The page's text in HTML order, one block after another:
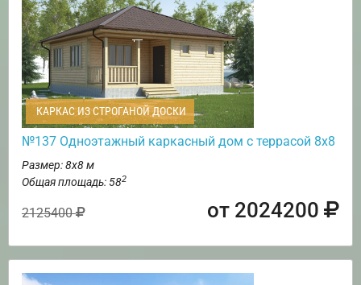
КАРКАС ИЗ СТРОГАНОЙ ДОСКИ
№137 Одноэтажный каркасный дом с террасой 8х8
Размер: 8х8 м
Общая площадь: 582
2125400 от 2024200